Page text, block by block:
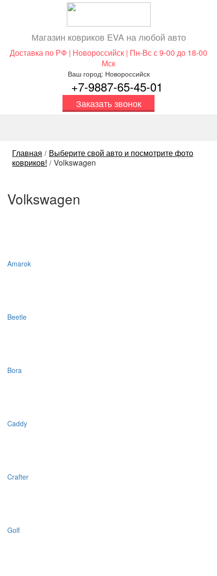
Магазин ковриков EVA ​на любой авто
Доставка по РФ | Новороссийск | Пн-Вс с 9-00 до 18-00
Мск
Ваш город: Новороссийск
+7-9887-65-45-01
Заказать звонок
Главная / Выберите свой авто и посмотрите фото
ковриков! / Volkswagen
Volkswagen
Amarok
Beetle
Bora
Caddy
Crafter
Golf